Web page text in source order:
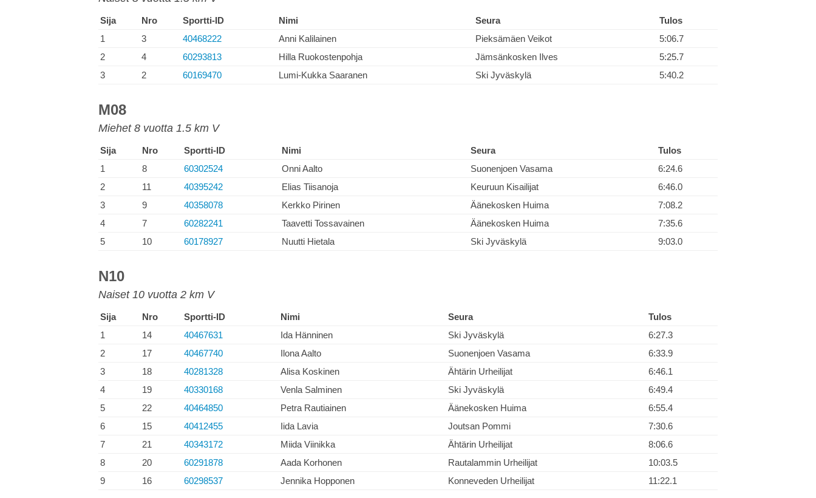
Sija Nro Sportti-ID Nimi Seura
Tulos
1
3 40468222 Anni Kalilainen Pieksämäen Veikot
5:06.7
2
4 60293813 Hilla Ruokostenpohja Jämsänkosken Ilves
5:25.7
3
2 60169470 Lumi-Kukka Saaranen Ski Jyväskylä 5:40.2
M08
Miehet 8 vuotta 1.5 km V
Sija Nro Sportti-ID Nimi Seura
Tulos
1
8 60302524 Onni Aalto Suonenjoen Vasama
6:24.6
2
11 40395242 Elias Tiisanoja Keuruun Kisailijat
6:46.0
3
9 40358078 Kerkko Pirinen Äänekosken Huima
7:08.2
4
7 60282241 Taavetti Tossavainen Äänekosken Huima
7:35.6
5
10 60178927 Nuutti Hietala Ski Jyväskylä 9:03.0
N10
Naiset 10 vuotta 2 km V
Sija Nro Sportti-ID Nimi Seura
Tulos
1
14 40467631 Ida Hänninen Ski Jyväskylä
6:27.3
2
17 40467740 Ilona Aalto Suonenjoen Vasama
6:33.9
3
18 40281328 Alisa Koskinen Ähtärin Urheilijat
6:46.1
4
19 40330168 Venla Salminen Ski Jyväskylä
6:49.4
5
22 40464850 Petra Rautiainen Äänekosken Huima
6:55.4
6
15 40412455 Iida Lavia Joutsan Pommi
7:30.6
7
21 40343172 Miida Viinikka Ähtärin Urheilijat
8:06.6
8
20 60291878 Aada Korhonen Rautalammin Urheilijat
10:03.5
9
16 60298537 Jennika Hopponen Konneveden Urheilijat 11:22.1